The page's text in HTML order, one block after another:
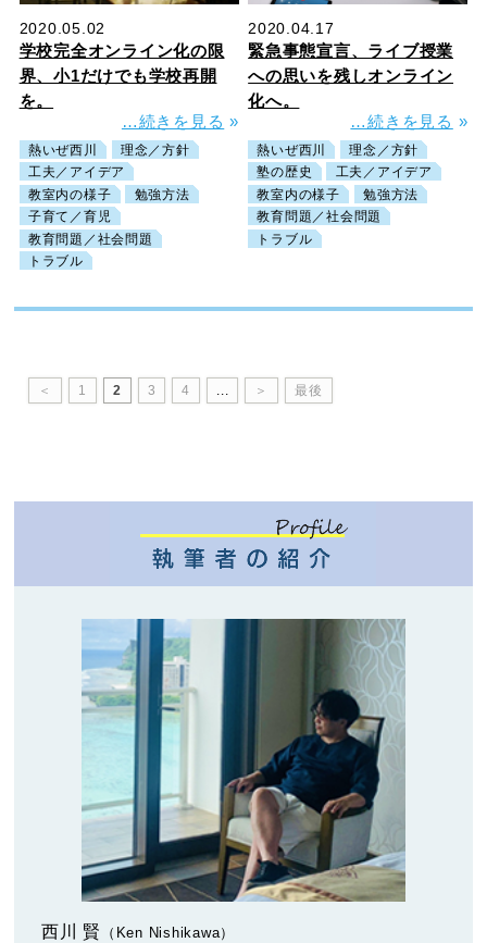
2020.05.02
学校完全オンライン化の限
界、小1だけでも学校再開
を。
…続きを見る »
熱いぜ西川
理念／方針
工夫／アイデア
教室内の様子
勉強方法
子育て／育児
教育問題／社会問題
トラブル
2020.04.17
緊急事態宣言、ライブ授業
への思いを残しオンライン
化へ。
…続きを見る »
熱いぜ西川
理念／方針
塾の歴史
工夫／アイデア
教室内の様子
勉強方法
教育問題／社会問題
トラブル
＜ 1 2 3 4 ＞ 最後
西川 賢 （Ken Nishikawa）